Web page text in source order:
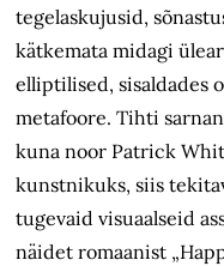
tegelaskujusid,
kätkemata midagi
elliptilised, sisaldades
metafoore. Tihti
kuna noor Patrick
kunstnikuks, siis
tugevaid visuaalseid
näidet romaanist